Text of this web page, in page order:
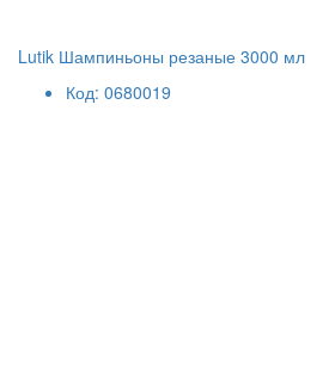
Lutik Шампиньоны резаные 3000 мл
Код: 0680019